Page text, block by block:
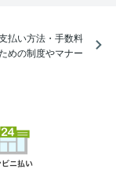
払い方法・手数料
めの制度やマナー